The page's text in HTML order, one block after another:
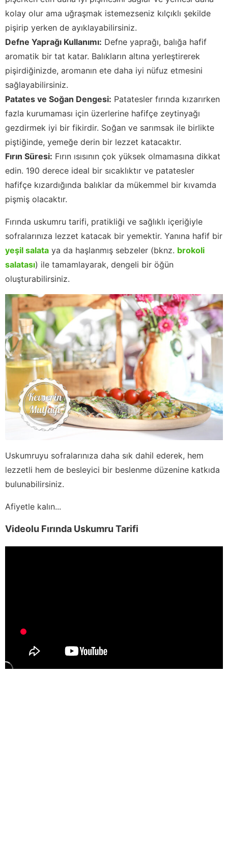
kolay olur ama uğraşmak istemezseniz kılçıklı şekilde
pişirip yerken de ayıklayabilirsiniz.
Defne Yaprağı Kullanımı: Defne yaprağı, balığa hafif
aromatik bir tat katar. Balıkların altına yerleştirerek
pişirdiğinizde, aromanın ete daha iyi nüfuz etmesini
sağlayabilirsiniz.
Patates ve Soğan Dengesi: Patatesler fırında kızarırken
fazla kurumaması için üzerlerine hafifçe zeytinyağı
gezdirmek iyi bir fikirdir. Soğan ve sarımsak ile birlikte
piştiğinde, yemeğe derin bir lezzet katacaktır.
Fırın Süresi: Fırın ısısının çok yüksek olmamasına dikkat
edin. 190 derece ideal bir sıcaklıktır ve patatesler
hafifçe kızardığında balıklar da mükemmel bir kıvamda
pişmiş olacaktır.
Fırında uskumru tarifi, pratikliği ve sağlıklı içeriğiyle
sofralarınıza lezzet katacak bir yemektir. Yanına hafif bir
yeşil salata ya da haşlanmış sebzeler (bknz. brokoli
salatası) ile tamamlayarak, dengeli bir öğün
oluşturabilirsiniz.
Uskumruyu sofralarınıza daha sık dahil ederek, hem
lezzetli hem de besleyici bir beslenme düzenine katkıda
bulunabilirsiniz.
Afiyetle kalın...
Videolu Fırında Uskumru Tarifi